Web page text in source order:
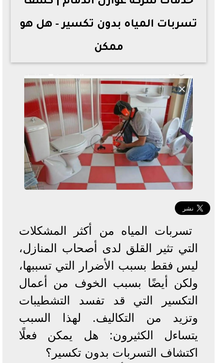
تسربات المياه بدون تكسير - هل هو
ممكن
تسربات المياه من أكثر المشكلات
التي تثير القلق لدى أصحاب المنازل،
ليس فقط بسبب الأضرار التي تسببها،
ولكن أيضًا بسبب الخوف من أعمال
التكسير التي قد تفسد التشطيبات
وتزيد من التكاليف. لهذا السبب
يتساءل الكثيرون: هل يمكن فعلًا
اكتشاف التسربات بدون تكسير؟